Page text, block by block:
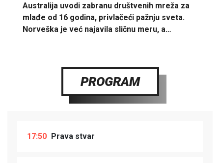
Australija uvodi zabranu društvenih mreža za
mlađe od 16 godina, privlačeći pažnju sveta.
Norveška je već najavila sličnu meru, a…
PROGRAM
17:50 Prava stvar